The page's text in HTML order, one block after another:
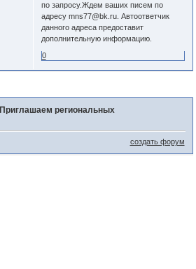
по запросу.Ждем ваших писем по
адресу mns77@bk.ru. Автоответчик
данного адреса предоставит
дополнительную информацию.
0
Приглашаем региональных
создать форум